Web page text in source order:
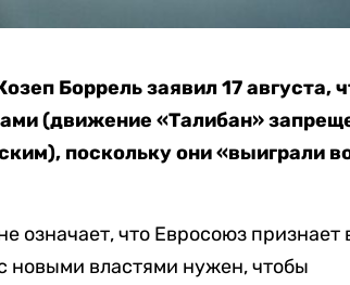
Боррель заявил 17 августа,
(движение «Талибан»
поскольку они «выиграли
означает, что Евросоюз признает
новыми властями нужен, чтобы